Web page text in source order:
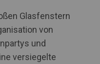
Glasfenstern
von
und
versiegelte